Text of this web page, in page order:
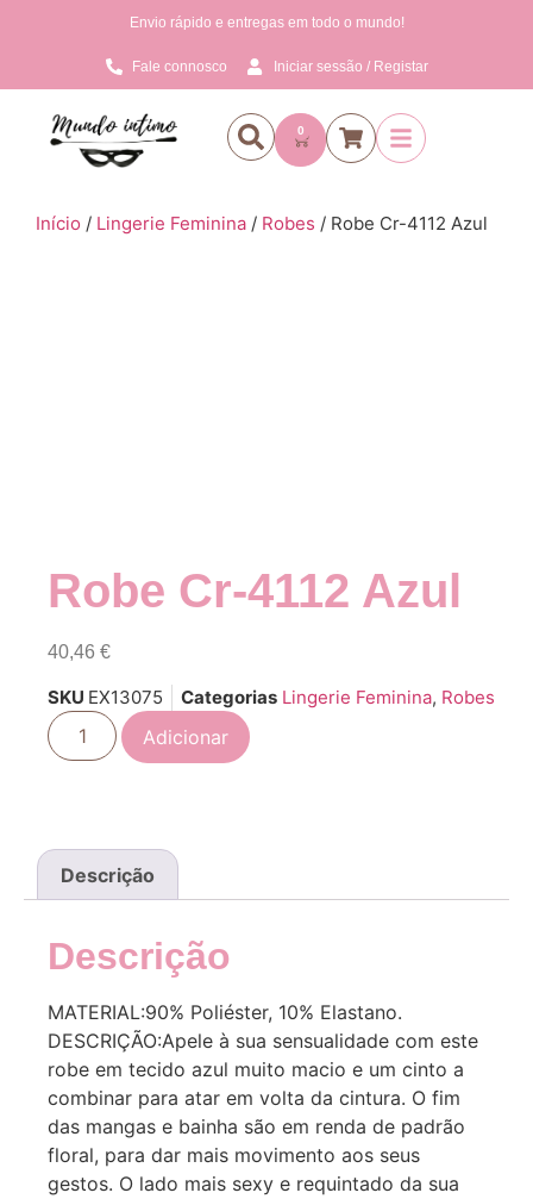
Envio rápido e entregas em todo o mundo!
Fale connosco Iniciar sessão / Registar
0
Início / Lingerie Feminina / Robes / Robe Cr-4112 Azul
Robe Cr-4112 Azul
40,46 €
SKU EX13075 Categorias Lingerie Feminina, Robes
Adicionar
Descrição
Descrição
MATERIAL:90% Poliéster, 10% Elastano.
DESCRIÇÃO:Apele à sua sensualidade com este
robe em tecido azul muito macio e um cinto a
combinar para atar em volta da cintura. O fim
das mangas e bainha são em renda de padrão
floral, para dar mais movimento aos seus
gestos. O lado mais sexy e requintado da sua